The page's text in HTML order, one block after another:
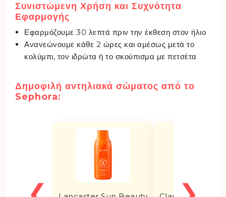
Συνιστώμενη Χρήση και Συχνότητα
Εφαρμογής
Εφαρμόζουμε 30 λεπτά πριν την έκθεση στον ήλιο
Ανανεώνουμε κάθε 2 ώρες και αμέσως μετά το
κολύμπι, τον ιδρώτα ή το σκούπισμα με πετσέτα
Δημοφιλή αντηλιακά σώματος από το
Sephora: